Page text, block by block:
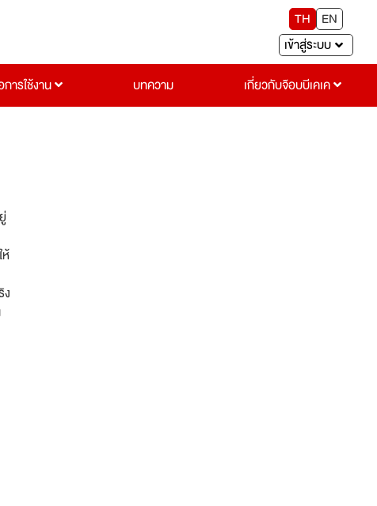
TH
EN
เข้าสู่ระบบ
ารใช้งาน บทความ
เกี่ยวกับจ๊อบบีเคเค